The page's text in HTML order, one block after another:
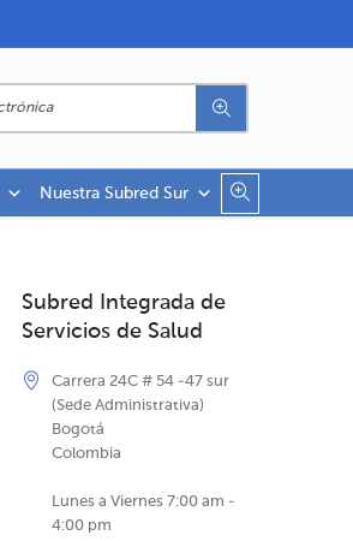
Nuestra Subred Sur
Subred Integrada de
Servicios de Salud
Carrera 24C # 54 -47 sur
(Sede Administrativa)
Bogotá
Colombia
Lunes a Viernes 7:00 am -
4:00 pm